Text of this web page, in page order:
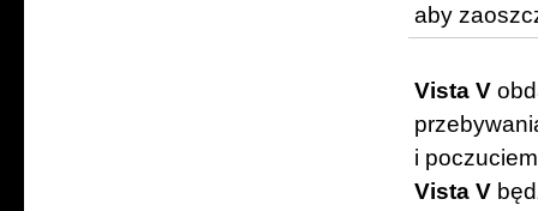
aby
Vista V
i
Vista V